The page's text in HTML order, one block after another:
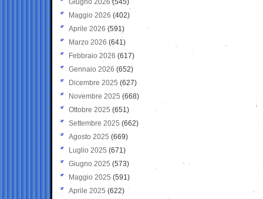
Giugno 2026 (545)
Maggio 2026 (402)
Aprile 2026 (591)
Marzo 2026 (641)
Febbraio 2026 (617)
Gennaio 2026 (652)
Dicembre 2025 (627)
Novembre 2025 (668)
Ottobre 2025 (651)
Settembre 2025 (662)
Agosto 2025 (669)
Luglio 2025 (671)
Giugno 2025 (573)
Maggio 2025 (591)
Aprile 2025 (622)